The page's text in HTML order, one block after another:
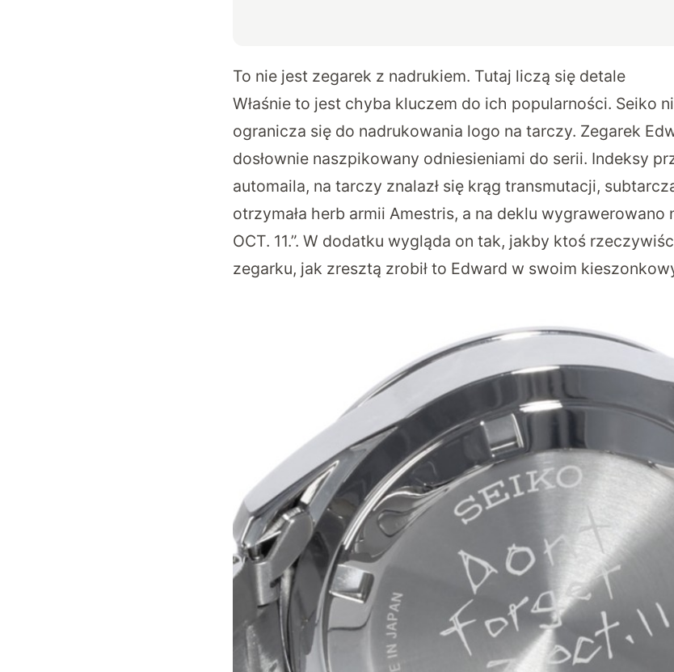
To nie jest zegarek z nadrukiem. Tutaj liczą się detale
Właśnie to jest chyba kluczem do ich popularności. Seiko
ogranicza się do nadrukowania logo na tarczy. Zegarek
dosłownie naszpikowany odniesieniami do serii. Indeksy
automaila, na tarczy znalazł się krąg transmutacji,
otrzymała herb armii Amestris, a na deklu wygrawerowano
OCT. 11.”. W dodatku wygląda on tak, jakby ktoś
zegarku, jak zresztą zrobił to Edward w swoim